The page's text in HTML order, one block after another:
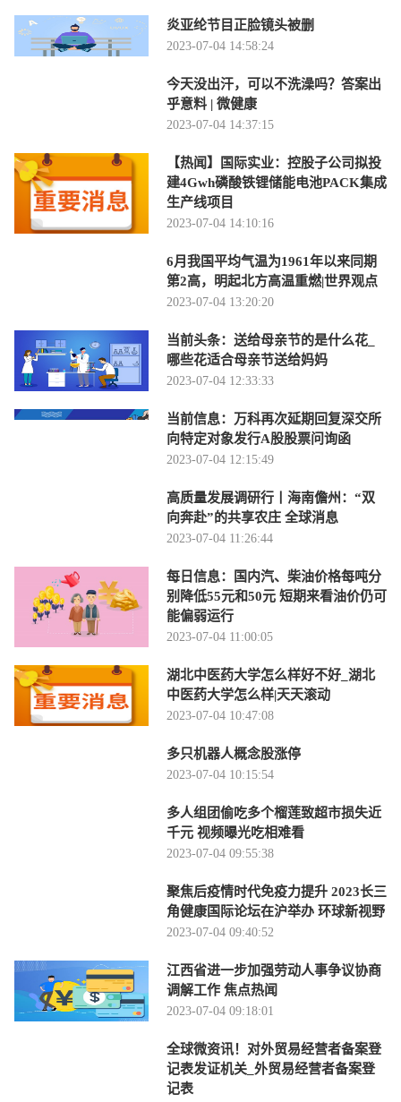
炎亚纶节目正脸镜头被删
2023-07-04 14:58:24
今天没出汗，可以不洗澡吗？答案出
乎意料 | 微健康
2023-07-04 14:37:15
【热闻】国际实业：控股子公司拟投
建4Gwh磷酸铁锂储能电池PACK集成
生产线项目
2023-07-04 14:10:16
6月我国平均气温为1961年以来同期
第2高，明起北方高温重燃|世界观点
2023-07-04 13:20:20
当前头条：送给母亲节的是什么花_
哪些花适合母亲节送给妈妈
2023-07-04 12:33:33
当前信息：万科再次延期回复深交所
向特定对象发行A股股票问询函
2023-07-04 12:15:49
高质量发展调研行丨海南儋州：“双
向奔赴”的共享农庄 全球消息
2023-07-04 11:26:44
每日信息：国内汽、柴油价格每吨分
别降低55元和50元 短期来看油价仍可
能偏弱运行
2023-07-04 11:00:05
湖北中医药大学怎么样好不好_湖北
中医药大学怎么样|天天滚动
2023-07-04 10:47:08
多只机器人概念股涨停
2023-07-04 10:15:54
多人组团偷吃多个榴莲致超市损失近
千元 视频曝光吃相难看
2023-07-04 09:55:38
聚焦后疫情时代免疫力提升 2023长三
角健康国际论坛在沪举办 环球新视野
2023-07-04 09:40:52
江西省进一步加强劳动人事争议协商
调解工作 焦点热闻
2023-07-04 09:18:01
全球微资讯！对外贸易经营者备案登
记表发证机关_外贸易经营者备案登
记表